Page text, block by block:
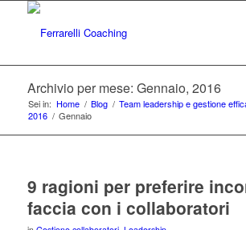
Archivio per mese: Gennaio, 2016
Sei in: Home / Blog / Team leadership e gestione
2016 / Gennaio
9 ragioni per preferire
faccia con i collaboratori